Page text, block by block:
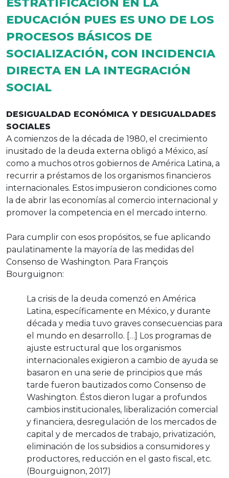
EDUCACIÓN PUES ES UNO DE LOS
PROCESOS BÁSICOS DE
SOCIALIZACIÓN, CON INCIDENCIA
DIRECTA EN LA INTEGRACIÓN
SOCIAL
DESIGUALDAD ECONÓMICA Y DESIGUALDADES
SOCIALES
A comienzos de la década de 1980, el crecimiento
inusitado de la deuda externa obligó a México, así
como a muchos otros gobiernos de América Latina, a
recurrir a préstamos de los organismos financieros
internacionales. Estos impusieron condiciones como
la de abrir las economías al comercio internacional y
promover la competencia en el mercado interno.
Para cumplir con esos propósitos, se fue aplicando
paulatinamente la mayoría de las medidas del
Consenso de Washington. Para François
Bourguignon:
La crisis de la deuda comenzó en América
Latina, específicamente en México, y durante
década y media tuvo graves consecuencias para
el mundo en desarrollo. […] Los programas de
ajuste estructural que los organismos
internacionales exigieron a cambio de ayuda se
basaron en una serie de principios que más
tarde fueron bautizados como Consenso de
Washington. Éstos dieron lugar a profundos
cambios institucionales, liberalización comercial
y financiera, desregulación de los mercados de
capital y de mercados de trabajo, privatización,
eliminación de los subsidios a consumidores y
productores, reducción en el gasto fiscal, etc.
(Bourguignon, 2017)